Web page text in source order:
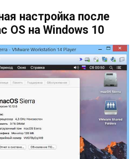
настройка после
OS на Windows 10